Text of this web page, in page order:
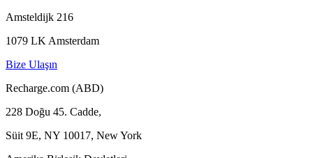
Amsteldijk 216
1079 LK Amsterdam
Bize Ulaşın
Recharge.com (ABD)
228 Doğu 45. Cadde,
Süit 9E, NY 10017, New York